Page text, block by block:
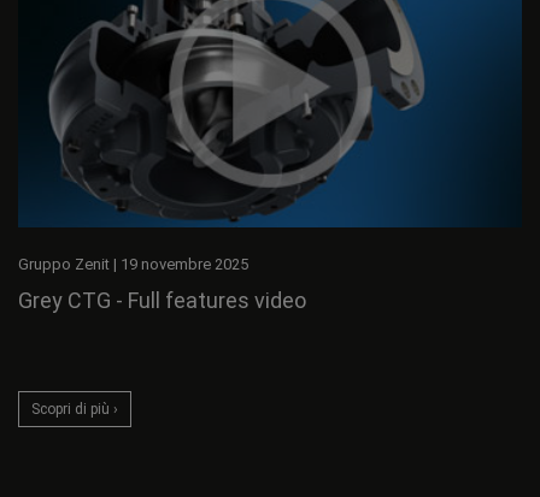
Gruppo Zenit | 19 novembre 2025
Grey CTG - Full features video
Scopri di più ›